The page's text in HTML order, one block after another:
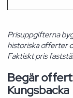
Prisuppgifterna
historiska offerter
Faktiskt pris
Begär
Kungsbacka